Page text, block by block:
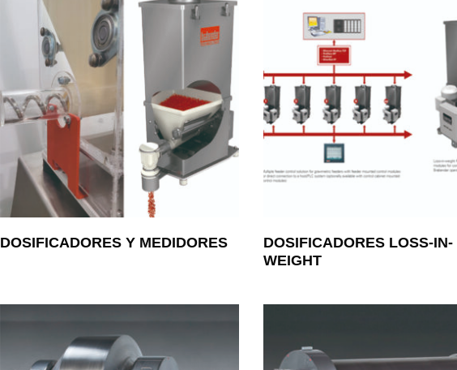
DOSIFICADORES Y MEDIDORES
DOSIFICADORES LOSS-IN-
WEIGHT